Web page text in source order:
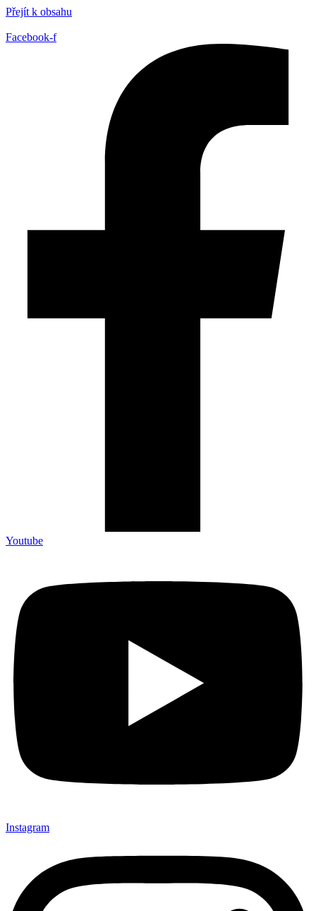
Přejít k obsahu
Facebook-f
Youtube
Instagram